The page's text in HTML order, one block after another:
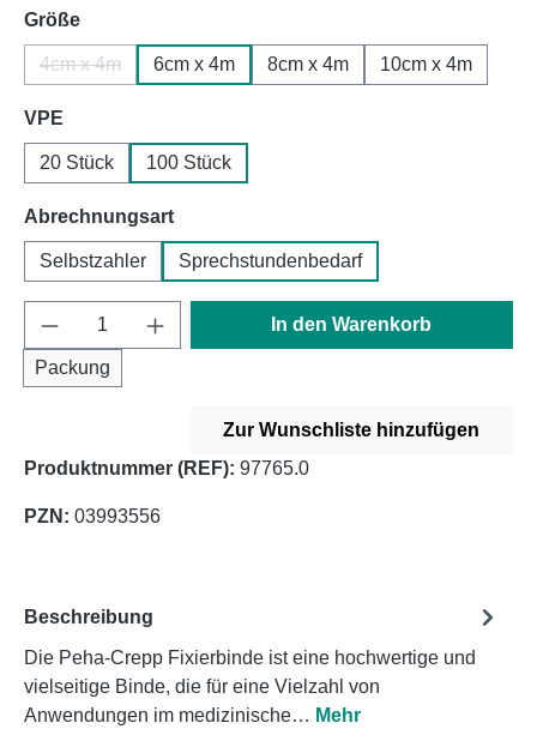
Größeauswählen
4cm x 4m
(Diese Option ist zurzeit nicht verfügbar.)
6cm x 4m 8cm x 4m 10cm x 4m
VPE
20 Stück 100 Stück
Abrechnungsartauswählen
Selbstzahler Sprechstundenbedarf
Produkt Anzahl: Gib den gewünschten
Packung
In den Warenkorb
Zur Wunschliste hinzufügen
Produktnummer (REF): 97765.0
PZN: 03993556
Beschreibung
Die Peha-Crepp Fixierbinde ist eine hochwertige und
vielseitige Binde, die für eine Vielzahl von
Anwendungen im medizinische… Mehr